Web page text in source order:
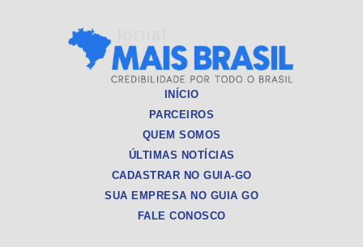
INÍCIO
PARCEIROS
QUEM SOMOS
ÚLTIMAS NOTÍCIAS
CADASTRAR NO GUIA-GO
SUA EMPRESA NO GUIA GO
FALE CONOSCO